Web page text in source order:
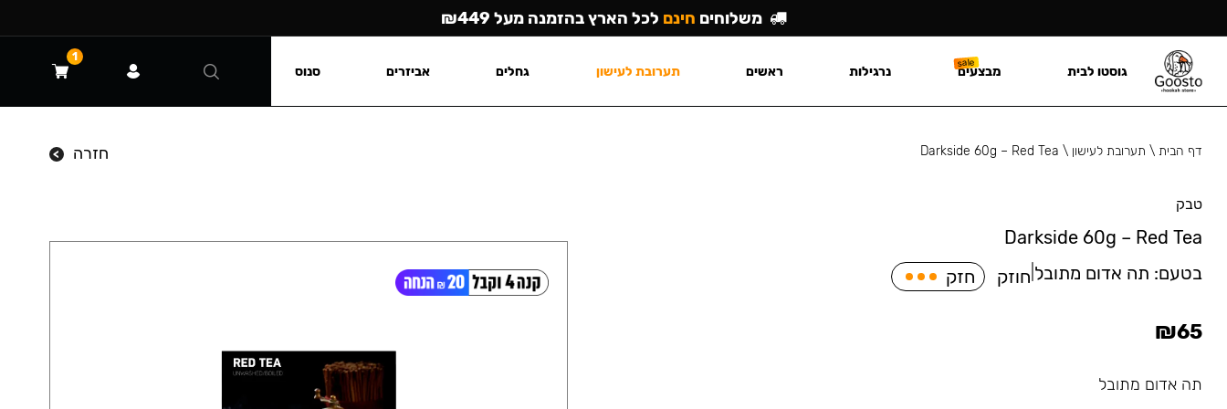
דף הבית\ תערובת לעישון \
Darkside 60g – Red Tea חזרה
טבק
Darkside 60g – Red Tea
בטעם: תה אדום מתובל חוזק חזק
₪65
תה אדום מתובל
משלוחים חינם לכל הארץ בהזמנה מעל ₪449
גוסטו לבית מבצעים נרגילות ראשים תערובת לעישון גחלים אביזרים סנוס
1